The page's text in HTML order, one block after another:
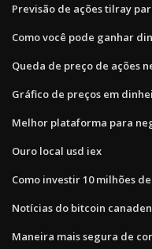
Previsão de ações tilray
Como você pode ganhar
Queda de preço de ações
Gráfico de preços em
Melhor plataforma para
Ouro local usd iex
Como investir 10 milhões
Notícias do bitcoin
Maneira mais segura de